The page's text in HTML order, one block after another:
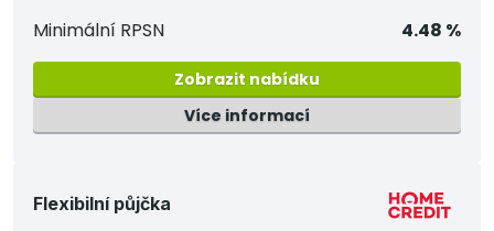
Minimální RPSN
4.48 %
Zobrazit nabídku
Více informací
Flexibilní půjčka